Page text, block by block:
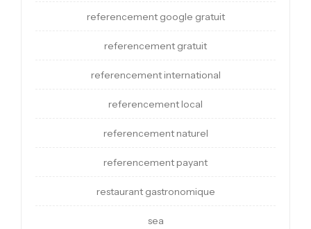
referencement google gratuit
referencement gratuit
referencement international
referencement local
referencement naturel
referencement payant
restaurant gastronomique
sea